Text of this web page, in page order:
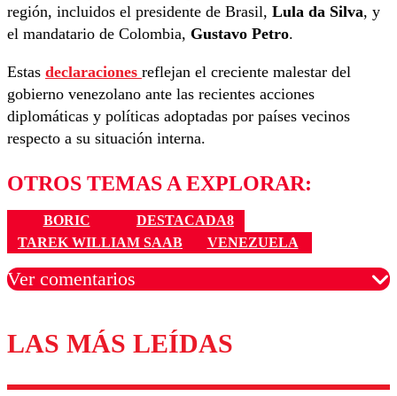
región, incluidos el presidente de Brasil, Lula da Silva, y
el mandatario de Colombia, Gustavo Petro.
Estas declaraciones reflejan el creciente malestar del
gobierno venezolano ante las recientes acciones
diplomáticas y políticas adoptadas por países vecinos
respecto a su situación interna.
OTROS TEMAS A EXPLORAR:
BORIC
DESTACADA8
TAREK WILLIAM SAAB
VENEZUELA
Ver comentarios
Los comentarios son moderados para garantizar un
diálogo respetuoso.
LAS MÁS LEÍDAS